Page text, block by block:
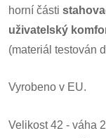
horní části
uživatelský
(materiál testován
Vyrobeno v EU.
Velikost 42 - váha